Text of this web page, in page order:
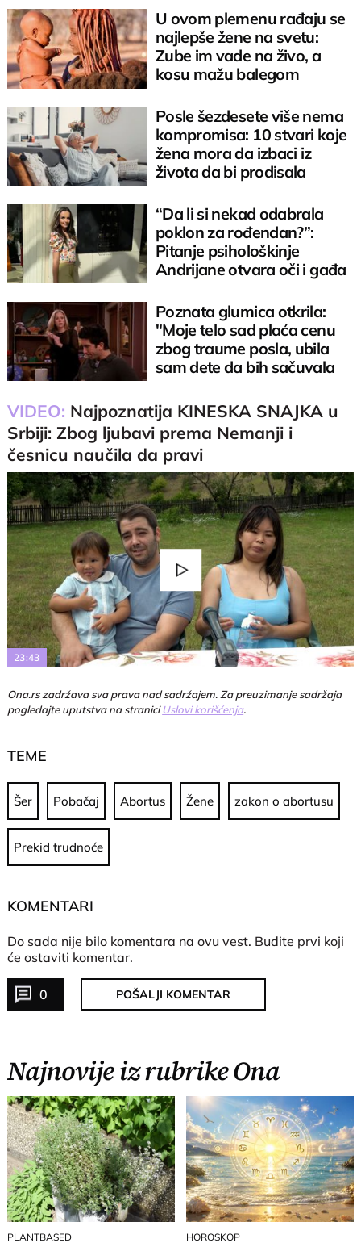
U ovom plemenu rađaju se
najlepše žene na svetu:
Zube im vade na živo, a
kosu mažu balegom
Posle šezdesete više nema
kompromisa: 10 stvari koje
žena mora da izbaci iz
života da bi prodisala
“Da li si nekad odabrala
poklon za rođendan?”:
Pitanje psihološkinje
Andrijane otvara oči i gađa
Poznata glumica otkrila:
"Moje telo sad plaća cenu
zbog traume posla, ubila
sam dete da bih sačuvala
VIDEO: Najpoznatija KINESKA SNAJKA u
Srbiji: Zbog ljubavi prema Nemanji i
česnicu naučila da pravi
Play
Video
23:43
Ona.rs zadržava sva prava nad sadržajem. Za preuzimanje sadržaja
pogledajte uputstva na straniciUslovi korišćenja.
TEME
Šer Pobačaj Abortus Žene zakon o abortusu
Prekid trudnoće
KOMENTARI
Do sada nije bilo komentara na ovu vest. Budite prvi koji
će ostaviti komentar.
0 POŠALJI KOMENTAR
Najnovije iz rubrike Ona
PLANTBASED HOROSKOP